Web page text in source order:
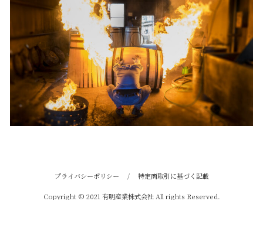
プライバシーポリシー / 特定商取引に基づく記載
Copyright © 2021 有明産業株式会社 All rights Reserved.